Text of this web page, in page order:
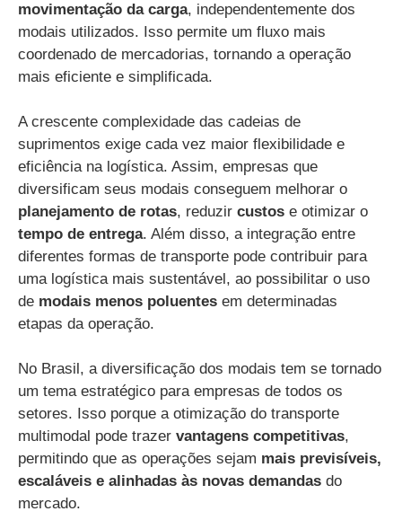
movimentação da carga, independentemente dos
modais utilizados. Isso permite um fluxo mais
coordenado de mercadorias, tornando a operação
mais eficiente e simplificada.
A crescente complexidade das cadeias de
suprimentos exige cada vez maior flexibilidade e
eficiência na logística. Assim, empresas que
diversificam seus modais conseguem melhorar o
planejamento de rotas, reduzir custos e otimizar o
tempo de entrega. Além disso, a integração entre
diferentes formas de transporte pode contribuir para
uma logística mais sustentável, ao possibilitar o uso
de modais menos poluentes em determinadas
etapas da operação.
No Brasil, a diversificação dos modais tem se tornado
um tema estratégico para empresas de todos os
setores. Isso porque a otimização do transporte
multimodal pode trazer vantagens competitivas,
permitindo que as operações sejam mais previsíveis,
escaláveis e alinhadas às novas demandas do
mercado.